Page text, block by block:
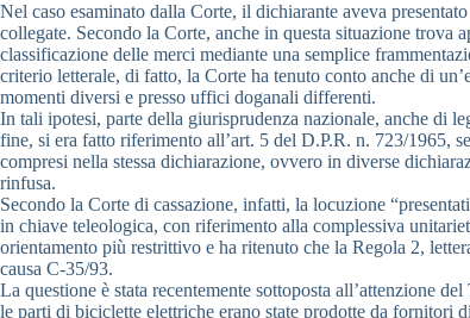
Nel caso esaminato dalla Corte, il dichiarante aveva
collegate. Secondo la Corte, anche in questa situazione trova
classificazione delle merci mediante una semplice
criterio letterale, di fatto, la Corte ha tenuto conto anche di
momenti diversi e presso uffici doganali differenti.
In tali ipotesi, parte della giurisprudenza nazionale, anche di
fine, si era fatto riferimento all’art. 5 del D.P.R. n. 723/1965,
compresi nella stessa dichiarazione, ovvero in diverse
rinfusa.
Secondo la Corte di cassazione, infatti, la locuzione
in chiave teleologica, con riferimento alla complessiva
orientamento più restrittivo e ha ritenuto che la Regola 2,
causa C-35/93.
La questione è stata recentemente sottoposta all’attenzione
le parti di biciclette elettriche erano state prodotte da fornitori